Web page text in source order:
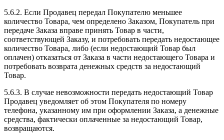
5.6.2. Если Продавец передал Покупателю меньшее
количество Товара, чем определено Заказом, Покупатель при
передаче Заказа вправе принять Товар в части,
соответствующей Заказу, и потребовать передать недостающее
количество Товара, либо (если недостающий Товар был
оплачен) отказаться от Заказа в части недостающего Товара и
потребовать возврата денежных средств за недостающий
Товар.
5.6.3. В случае невозможности передать недостающий Товар
Продавец уведомляет об этом Покупателя по номеру
телефона, указанному им при оформлении Заказа, а денежные
средства, фактически оплаченные за недостающий Товар,
возвращаются.